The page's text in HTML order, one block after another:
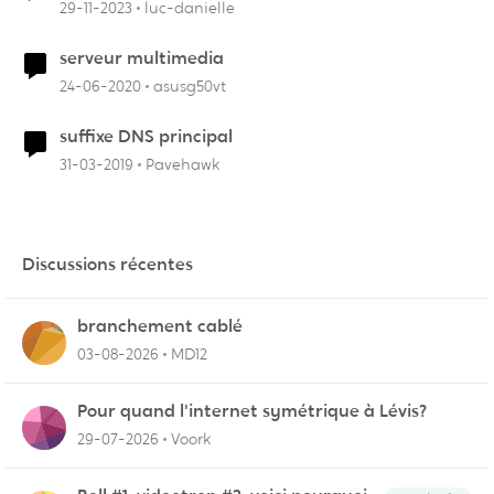
29-11-2023 luc-danielle
serveur multimedia
24-06-2020 asusg50vt
suffixe DNS principal
31-03-2019 Pavehawk
Discussions récentes
branchement cablé
03-08-2026 MD12
Pour quand l'internet symétrique à Lévis?
29-07-2026 Voork